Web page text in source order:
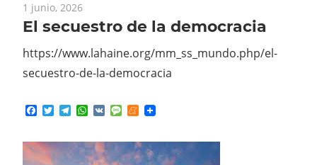
1 junio, 2026
El secuestro de la democracia
https://www.lahaine.org/mm_ss_mundo.php/el-
secuestro-de-la-democracia
Facebook
TwitterTelegram
WhatsApp
VK MessageMeneame